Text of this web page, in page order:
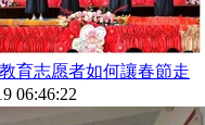
育志愿者如何讓春節走
06:46:22